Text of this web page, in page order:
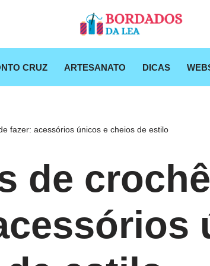
CRUZ ARTESANATO DICAS
fazer: acessórios únicos e cheios de estilo
de